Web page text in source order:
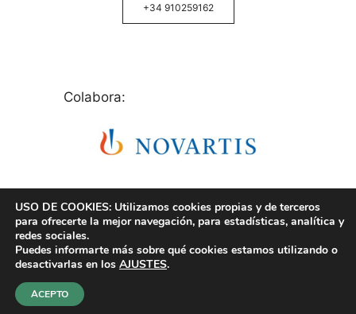
+34 910259162
Colabora:
© Copyright 2026 ASENDHI - Asociación de Enfermos
USO DE COOKIES: Utilizamos cookies propias y de terceros
para ofrecerte la mejor navegación, para estadísticas, analítica y
redes sociales.
Puedes informarte más sobre qué cookies estamos utilizando o
desactivarlas en los AJUSTES.
ACEPTO